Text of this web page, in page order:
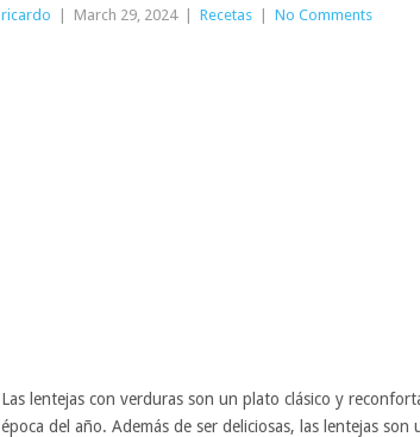
ricardo March 29, 2024 Recetas No Comments
Las lentejas con verduras son un plato clásico y
época del año. Además de ser deliciosas, las lentejas